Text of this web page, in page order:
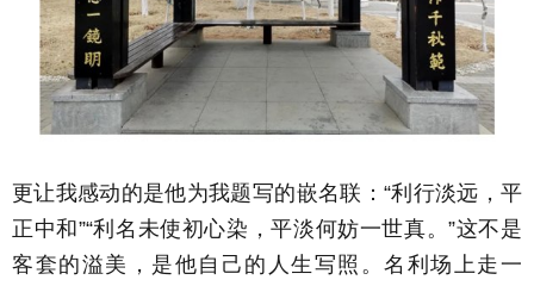
更让我感动的是他为我题写的嵌名联：“利行淡远，平
正中和”“利名未使初心染，平淡何妨一世真。”这不是
客套的溢美，是他自己的人生写照。名利场上走一